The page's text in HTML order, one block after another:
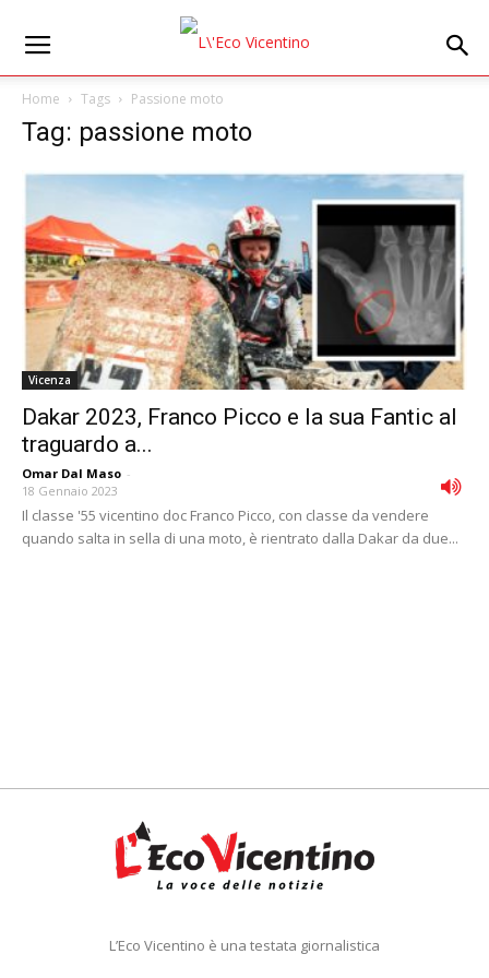
Home Tags Passione moto
Tag: passione moto
Vicenza
Dakar 2023, Franco Picco e la sua Fantic al
traguardo a...
Omar Dal Maso -
18 Gennaio 2023
Il classe '55 vicentino doc Franco Picco, con classe da vendere
quando salta in sella di una moto, è rientrato dalla Dakar da due...
L’Eco Vicentino è una testata giornalistica